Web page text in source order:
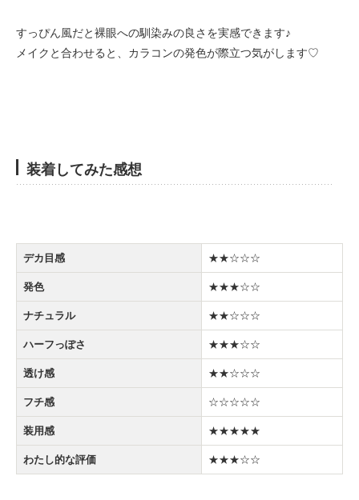
すっぴん風だと裸眼への馴染みの良さを実感できます♪
メイクと合わせると、カラコンの発色が際立つ気がします♡
装着してみた感想
デカ目感 ★★☆☆☆
発色 ★★★☆☆
ナチュラル ★★☆☆☆
ハーフっぽさ ★★★☆☆
透け感 ★★☆☆☆
フチ感 ☆☆☆☆☆
装用感 ★★★★★
わたし的な評価 ★★★☆☆